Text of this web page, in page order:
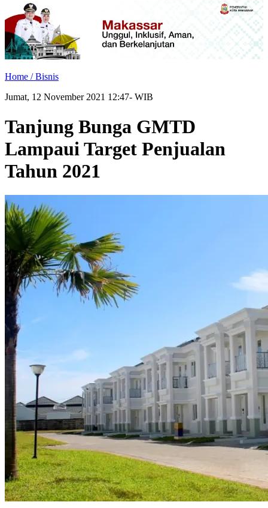
Home /Bisnis
Jumat, 12 November 2021 12:47- WIB
Tanjung Bunga GMTD
Lampaui Target Penjualan
Tahun 2021